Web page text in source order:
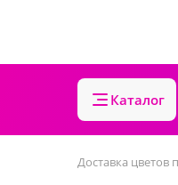
Каталог
Доставка цветов